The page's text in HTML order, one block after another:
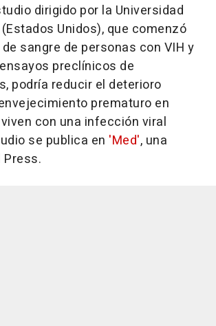
dirigido por la Universidad
Unidos), que comenzó
sangre de personas con VIH y
preclínicos de
podría reducir el deterioro
prematuro en
con una infección viral
se publica en 'Med', una
Press.